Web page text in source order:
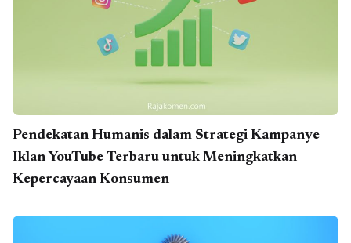
Pendekatan Humanis dalam Strategi Kampanye
Iklan YouTube Terbaru untuk Meningkatkan
Kepercayaan Konsumen